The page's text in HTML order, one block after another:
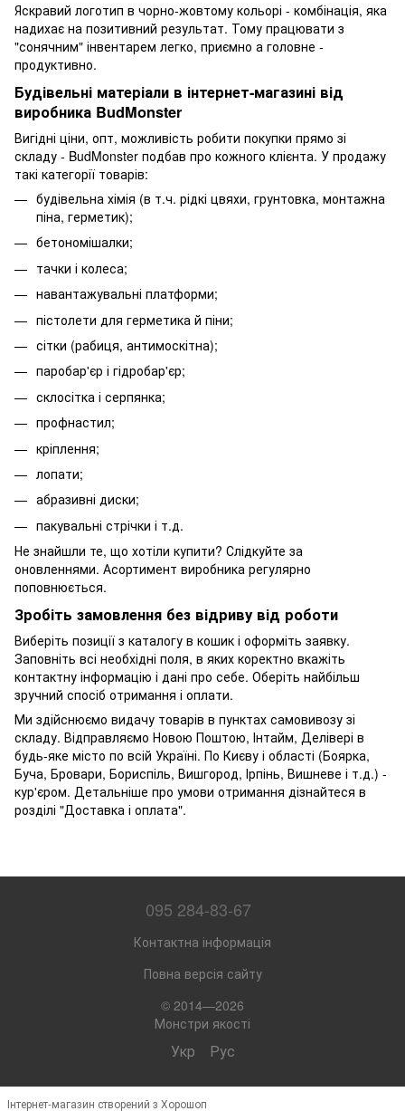
Яскравий логотип в чорно-жовтому кольорі - комбінація, яка
надихає на позитивний результат. Тому працювати з
"сонячним" інвентарем легко, приємно а головне -
продуктивно.
Будівельні матеріали в інтернет-магазині від
виробника BudMonster
Вигідні ціни, опт, можливість робити покупки прямо зі
складу - BudMonster подбав про кожного клієнта. У продажу
такі категорії товарів:
будівельна хімія (в т.ч. рідкі цвяхи, грунтовка, монтажна
піна, герметик);
бетономішалки;
тачки і колеса;
навантажувальні платформи;
пістолети для герметика й піни;
сітки (рабиця, антимоскітна);
паробар'єр і гідробар'єр;
склосітка і серпянка;
профнастил;
кріплення;
лопати;
абразивні диски;
пакувальні стрічки і т.д.
Не знайшли те, що хотіли купити? Слідкуйте за
оновленнями. Асортимент виробника регулярно
поповнюється.
Зробіть замовлення без відриву від роботи
Виберіть позиції з каталогу в кошик і оформіть заявку.
Заповніть всі необхідні поля, в яких коректно вкажіть
контактну інформацію і дані про себе. Оберіть найбільш
зручний спосіб отримання і оплати.
Ми здійснюємо видачу товарів в пунктах самовивозу зі
складу. Відправляємо Новою Поштою, Інтайм, Делівері в
будь-яке місто по всій Україні. По Києву і області (Боярка,
Буча, Бровари, Бориспіль, Вишгород, Ірпінь, Вишневе і т.д.) -
кур'єром. Детальніше про умови отримання дізнайтеся в
розділі "Доставка і оплата".
095 284-83-67
Контактна інформація
Повна версія сайту
© 2014—2026
Монстри якості
Укр Рус
Інтернет-магазин створений з Хорошоп